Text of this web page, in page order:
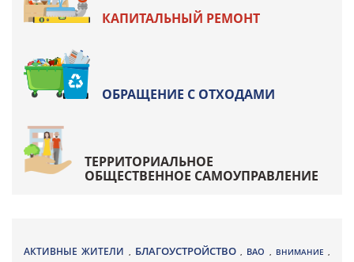
КАПИТАЛЬНЫЙ РЕМОНТ
ОБРАЩЕНИЕ С ОТХОДАМИ
ТЕРРИТОРИАЛЬНОЕ
ОБЩЕСТВЕННОЕ САМОУПРАВЛЕНИЕ
АКТИВНЫЕ ЖИТЕЛИ , БЛАГОУСТРОЙСТВО , ВАО , ВНИМАНИЕ ,